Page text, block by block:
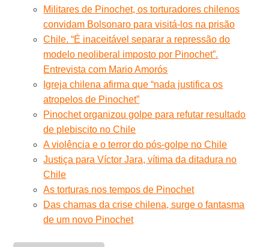
Militares de Pinochet, os torturadores chilenos
convidam Bolsonaro para visitá-los na prisão
Chile. “É inaceitável separar a repressão do
modelo neoliberal imposto por Pinochet”.
Entrevista com Mario Amorós
Igreja chilena afirma que “nada justifica os
atropelos de Pinochet”
Pinochet organizou golpe para refutar resultado
de plebiscito no Chile
A violência e o terror do pós-golpe no Chile
Justiça para Víctor Jara, vítima da ditadura no
Chile
As torturas nos tempos de Pinochet
Das chamas da crise chilena, surge o fantasma
de um novo Pinochet